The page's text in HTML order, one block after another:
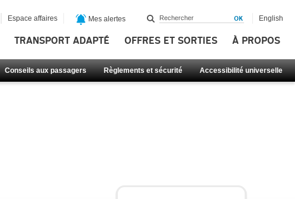
TRANSPORT ADAPTÉ OFFRES ET SORTIES À PROPOS
Conseils aux passagers Règlements et sécurité Accessibilité universelle
Espace affaires Mes alertes English